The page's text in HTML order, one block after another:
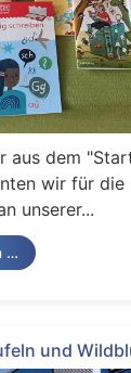
aus dem
wir für die
unserer...
…
und